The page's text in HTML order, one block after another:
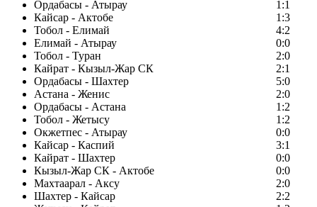
Ордабасы - Атырау
1:1
Кайсар - Актобе
1:3
Тобол - Елимай
4:2
Елимай - Атырау
0:0
Тобол - Туран
2:0
Кайрат - Кызыл-Жар СК
2:1
Ордабасы - Шахтер
5:0
Астана - Женис
2:0
Ордабасы - Астана
1:2
Тобол - Жетысу
1:2
Окжетпес - Атырау
0:0
Кайсар - Каспий
3:1
Кайрат - Шахтер
0:0
Кызыл-Жар СК - Актобе
0:0
Махтаарал - Аксу
2:0
Шахтер - Кайсар
2:2